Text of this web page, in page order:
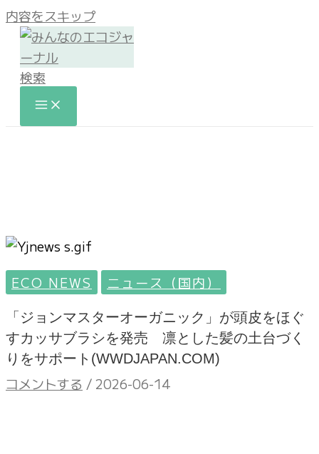
内容をスキップ
検索
ECO NEWS ニュース（国内）
「ジョンマスターオーガニック」が頭皮をほぐ
すカッサブラシを発売 凛とした髪の土台づく
りをサポート(WWDJAPAN.COM)
コメントする / 2026-06-14